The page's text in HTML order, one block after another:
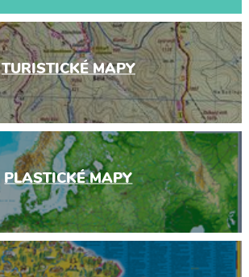
TURISTICKÉ MAPY
PLASTICKÉ MAPY